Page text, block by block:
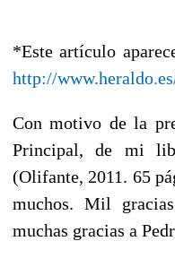
*Este artículo
http://
Con motivo de la
Principal, de mi
(Olifante, 2011. 65
muchos. Mil
muchas gracias a